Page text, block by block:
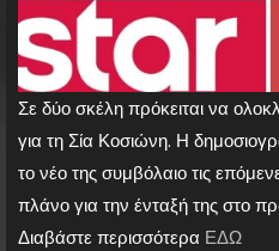
Σε δύο σκέλη πρόκειται να
για τη Σία Κοσιώνη. Η
το νέο της συμβόλαιο τις
πλάνο για την ένταξή της στο
Διαβάστε περισσότερα ΕΔΩ